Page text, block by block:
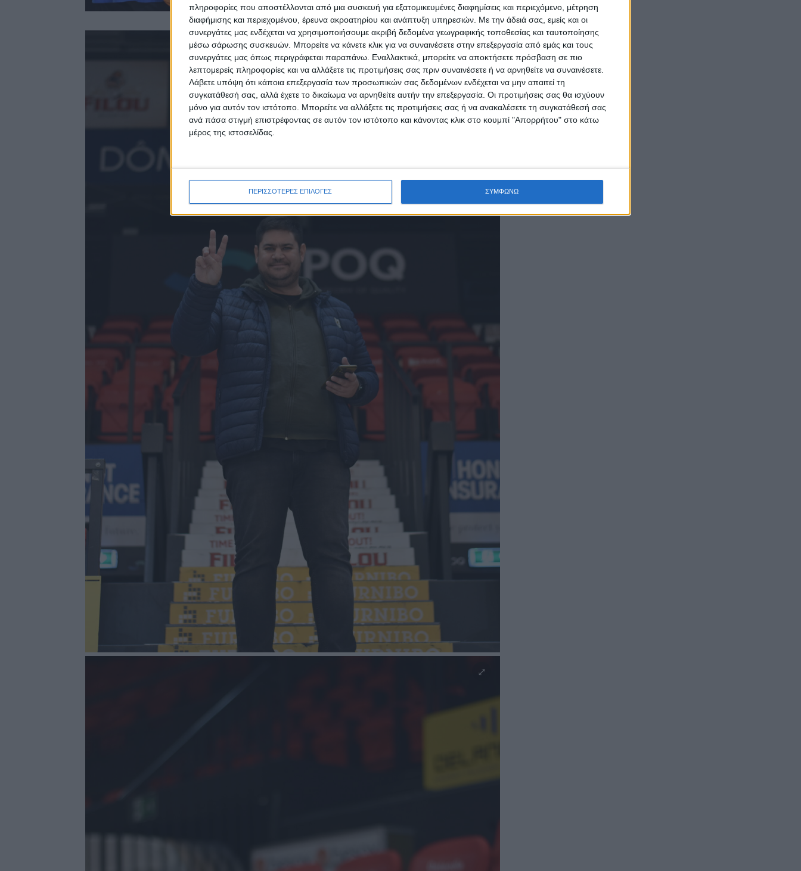
πληροφορίες που αποστέλλονται από μια συσκευή για εξατομικευμένες διαφημίσεις και περιεχόμενο, μέτρηση
διαφήμισης και περιεχομένου, έρευνα ακροατηρίου και ανάπτυξη υπηρεσιών. Με την άδειά σας, εμείς και οι
συνεργάτες μας ενδέχεται να χρησιμοποιήσουμε ακριβή δεδομένα γεωγραφικής τοποθεσίας και ταυτοποίησης
μέσω σάρωσης συσκευών. Μπορείτε να κάνετε κλικ για να συναινέσετε στην επεξεργασία από εμάς και τους
συνεργάτες μας όπως περιγράφεται παραπάνω. Εναλλακτικά, μπορείτε να αποκτήσετε πρόσβαση σε πιο
λεπτομερείς πληροφορίες και να αλλάξετε τις προτιμήσεις σας πριν συναινέσετε ή να αρνηθείτε να συναινέσετε.
Λάβετε υπόψη ότι κάποια επεξεργασία των προσωπικών σας δεδομένων ενδέχεται να μην απαιτεί τη
συγκατάθεσή σας, αλλά έχετε το δικαίωμα να αρνηθείτε αυτήν την επεξεργασία. Οι προτιμήσεις σας θα ισχύουν
μόνο για αυτόν τον ιστότοπο. Μπορείτε να αλλάξετε τις προτιμήσεις σας ή να ανακαλέσετε τη συγκατάθεσή σας
ανά πάσα στιγμή επιστρέφοντας σε αυτόν τον ιστότοπο και κάνοντας κλικ στο κουμπί "Απορρήτου" στο κάτω
μέρος της ιστοσελίδας.
ΠΕΡΙΣΣΟΤΕΡΕΣ ΕΠΙΛΟΓΕΣ ΣΥΜΦΩΝΩ